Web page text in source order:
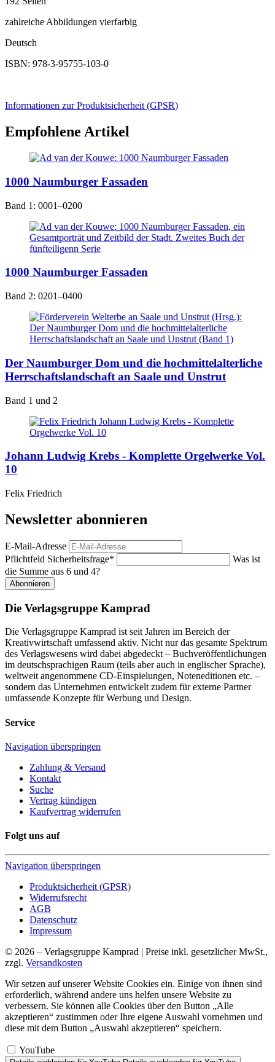
zahlreiche Abbildungen vierfarbig
Deutsch
ISBN: 978-3-95755-103-0
Informationen zur Produktsicherheit (GPSR)
Empfohlene Artikel
1000 Naumburger Fassaden
Band 1: 0001–0200
1000 Naumburger Fassaden
Band 2: 0201–0400
Der Naumburger Dom und die hochmittelalterliche
Herrschaftslandschaft an Saale und Unstrut
Band 1 und 2
Johann Ludwig Krebs - Komplette Orgelwerke Vol.
10
Felix Friedrich
Newsletter abonnieren
E-Mail-Adresse
Pflichtfeld Sicherheitsfrage*
Was ist
die Summe aus 6 und 4?
Abonnieren
Die Verlagsgruppe Kamprad
Die Verlagsgruppe Kamprad ist seit Jahren im Bereich der
Kreativwirtschaft umfassend aktiv. Nicht nur das gesamte Spektrum
des Verlagswesens wird dabei abgedeckt – Buchveröffentlichungen
im deutschsprachigen Raum (teils aber auch in englischer Sprache),
weltweit angenommene CD-Einspielungen, Noteneditionen etc. –
sondern das Unternehmen entwickelt zudem für externe Partner
umfassende Konzepte für Werbung und Design.
Service
Navigation überspringen
Zahlung & Versand
Kontakt
Suche
Vertrag kündigen
Kaufvertrag widerrufen
Folgt uns auf
Navigation überspringen
Produktsicherheit (GPSR)
Widerrufsrecht
AGB
Datenschutz
Impressum
© 2026 – Verlagsgruppe Kamprad | Preise inkl. gesetzlicher MwSt.,
zzgl. Versandkosten
Wir setzen auf unserer Website Cookies ein. Einige von ihnen sind
erforderlich, während andere uns helfen unsere Website zu
verbessern. Sie können alle Cookies über den Button „Alle
akzeptieren“ zustimmen oder Ihre eigene Auswahl vornehmen und
diese mit dem Button „Auswahl akzeptieren“ speichern.
YouTube